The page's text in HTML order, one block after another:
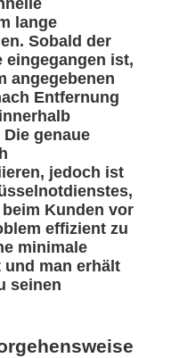
lange
Sobald der
eingegangen ist,
angegebenen
Entfernung
genaue
jedoch ist
Kunden vor
effizient zu
minimale
und man erhält
seinen